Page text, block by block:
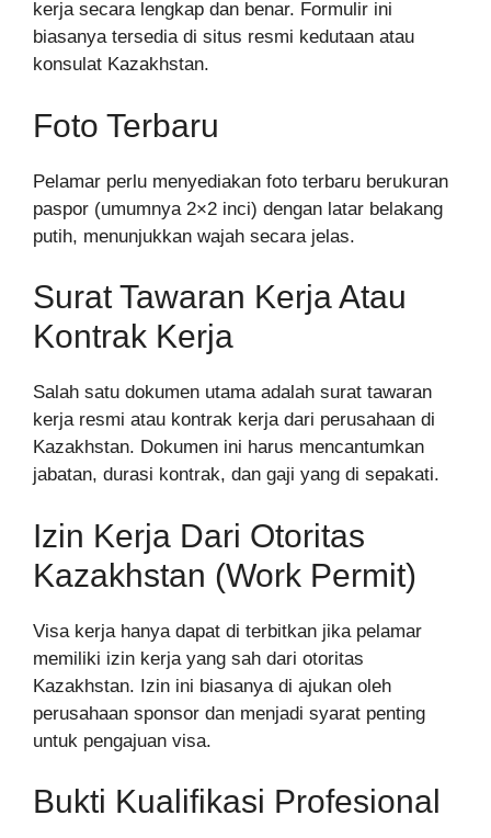
kerja secara lengkap dan benar. Formulir ini
biasanya tersedia di situs resmi kedutaan atau
konsulat Kazakhstan.
Foto Terbaru
Pelamar perlu menyediakan foto terbaru berukuran
paspor (umumnya 2×2 inci) dengan latar belakang
putih, menunjukkan wajah secara jelas.
Surat Tawaran Kerja Atau
Kontrak Kerja
Salah satu dokumen utama adalah surat tawaran
kerja resmi atau kontrak kerja dari perusahaan di
Kazakhstan. Dokumen ini harus mencantumkan
jabatan, durasi kontrak, dan gaji yang di sepakati.
Izin Kerja Dari Otoritas
Kazakhstan (Work Permit)
Visa kerja hanya dapat di terbitkan jika pelamar
memiliki izin kerja yang sah dari otoritas
Kazakhstan. Izin ini biasanya di ajukan oleh
perusahaan sponsor dan menjadi syarat penting
untuk pengajuan visa.
Bukti Kualifikasi Profesional